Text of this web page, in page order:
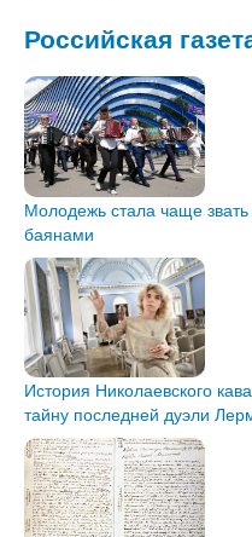
Российская
Молодежь стала чаще
баянами
История Николаевского
тайну последней дуэли